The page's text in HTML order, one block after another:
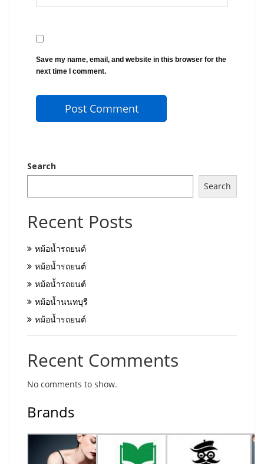
Save my name, email, and website in this browser for the
next time I comment.
Search
Search
Recent Posts
หม้อน้ำรถยนต์
หม้อน้ำรถยนต์
หม้อน้ำรถยนต์
หม้อน้ำนนทบุรี
หม้อน้ำรถยนต์
Recent Comments
No comments to show.
Brands